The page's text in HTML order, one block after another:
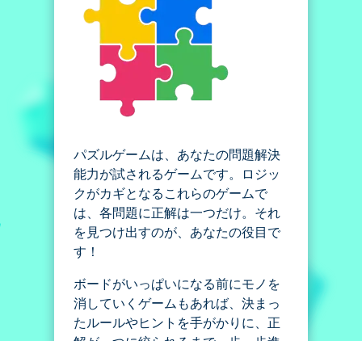
パズルゲームは、あなたの問題解決
能力が試されるゲームです。ロジッ
クがカギとなるこれらのゲームで
は、各問題に正解は一つだけ。それ
を見つけ出すのが、あなたの役目で
す！
ボードがいっぱいになる前にモノを
消していくゲームもあれば、決まっ
たルールやヒントを手がかりに、正